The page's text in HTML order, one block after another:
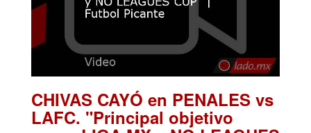
CHIVAS CAYÓ en PENALES vs
LAFC. "Principal objetivo